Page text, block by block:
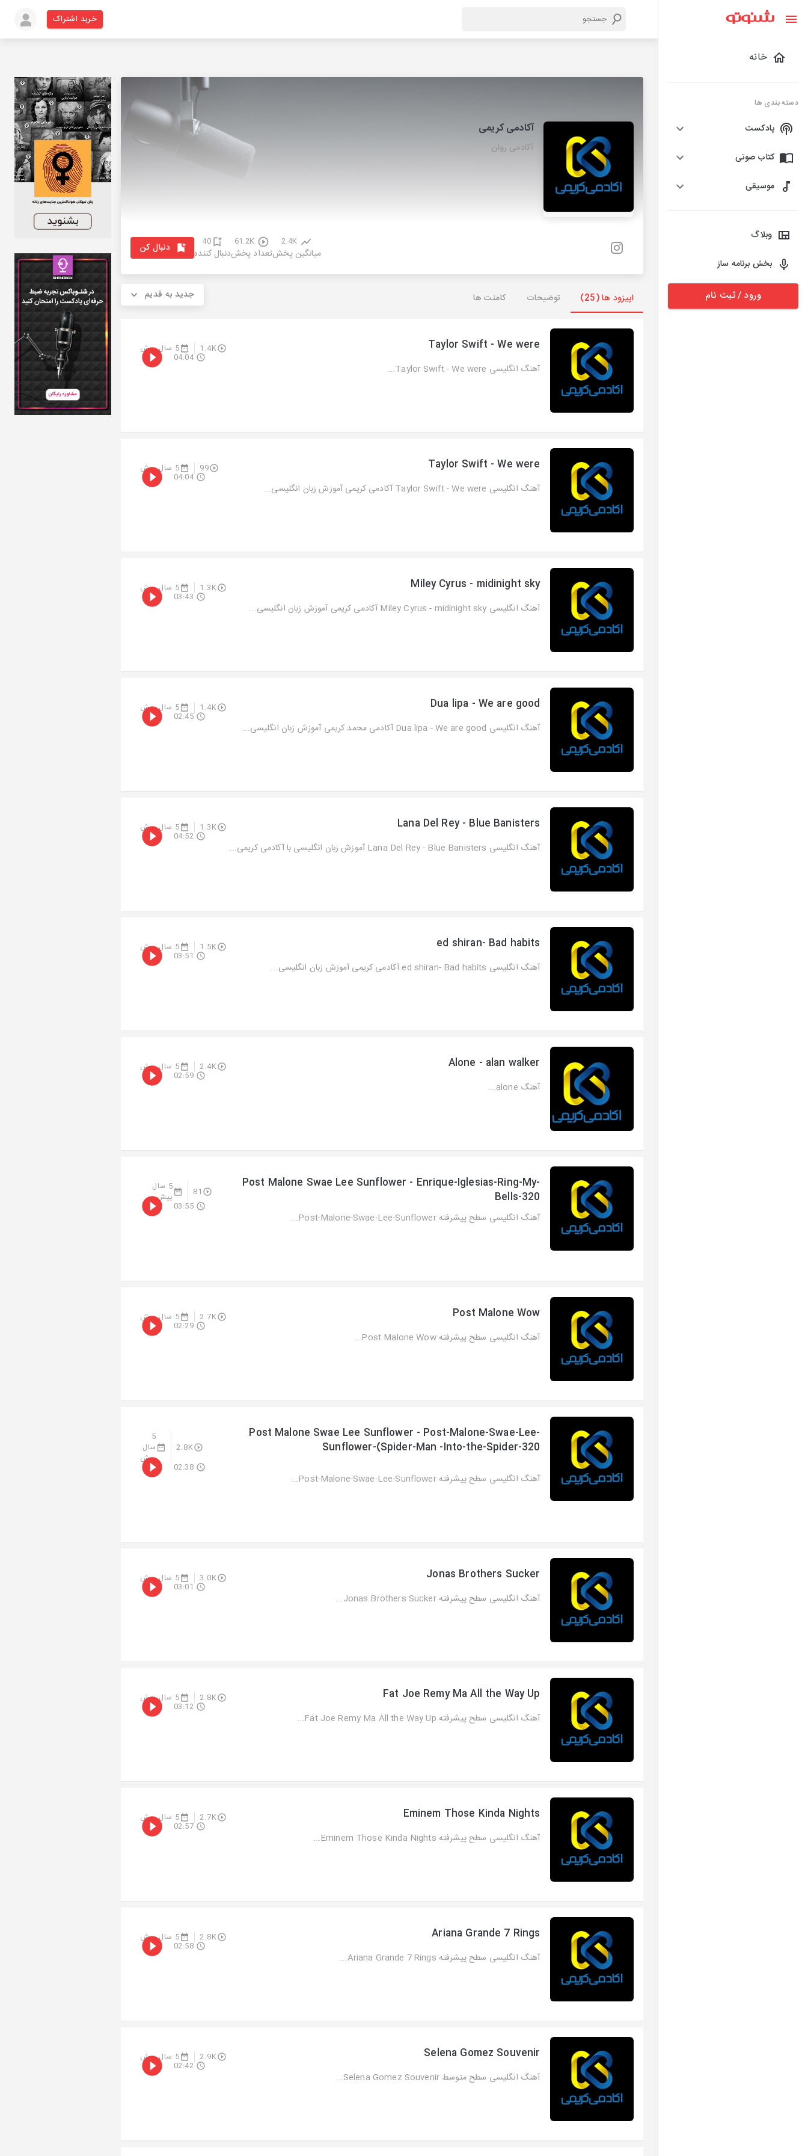
خانه
دسته بندی ها
پادکست
کتاب صوتی
موسیقی
وبلاگ
بخش برنامه ساز
ورود / ثبت نام
خرید اشتراک
آکادمی کریمی
آکادمی روان
2.4K
میانگین پخش
61.2K
تعداد پخش
40
دنبال کننده دنبال کن
اپیزود ها (25) توضیحات کامنت ها جدید به قدیم
Taylor Swift - We were
1.4K 5 سال پیش
آهنگ انگلیسی Taylor Swift - We were...
04:04
Taylor Swift - We were
99 5 سال پیش
آهنگ انگلیسی Taylor Swift - We were آکادمی کریمی آموزش زبان انگلیسی...
04:04
Miley Cyrus - midinight sky
1.3K 5 سال پیش
آهنگ انگلیسی Miley Cyrus - midinight sky آکادمی کریمی آموزش زبان انگلیسی...
03:43
Dua lipa - We are good
1.4K 5 سال پیش
آهنگ انگلیسی Dua lipa - We are good آکادمی محمد کریمی آموزش زبان انگلیسی...
02:45
Lana Del Rey - Blue Banisters
1.3K 5 سال پیش
آهنگ انگلیسی Lana Del Rey - Blue Banisters آموزش زبان انگلیسی با آکادمی کریمی...
04:52
ed shiran- Bad habits
1.5K 5 سال پیش
آهنگ انگلیسی ed shiran- Bad habits آکادمی کریمی آموزش زبان انگلیسی...
03:51
Alone - alan walker
2.4K 5 سال پیش
آهنگ alone...
02:59
Post Malone Swae Lee Sunflower - Enrique-Iglesias-Ring-My-
Bells-320
81
5 سال
پیش
آهنگ انگلیسی سطح پیشرفته Post-Malone-Swae-Lee-Sunflower...
03:55
Post Malone Wow
2.7K 5 سال پیش
آهنگ انگلیسی سطح پیشرفته Post Malone Wow...
02:29
Post Malone Swae Lee Sunflower - Post-Malone-Swae-Lee-
Sunflower-(Spider-Man -Into-the-Spider-320
2.8K
5
سال
پیش
آهنگ انگلیسی سطح پیشرفته Post-Malone-Swae-Lee-Sunflower...
02:38
Jonas Brothers Sucker
3.0K 5 سال پیش
آهنگ انگلیسی سطح پیشرفته Jonas Brothers Sucker...
03:01
Fat Joe Remy Ma All the Way Up
2.8K 5 سال پیش
آهنگ انگلیسی سطح پیشرفته Fat Joe Remy Ma All the Way Up...
03:12
Eminem Those Kinda Nights
2.7K 5 سال پیش
آهنگ انگلیسی سطح پیشرفته Eminem Those Kinda Nights...
02:57
Ariana Grande 7 Rings
2.8K 5 سال پیش
آهنگ انگلیسی سطح پیشرفته Ariana Grande 7 Rings...
02:58
Selena Gomez Souvenir
2.9K 5 سال پیش
آهنگ انگلیسی سطح متوسط Selena Gomez Souvenir...
02:42